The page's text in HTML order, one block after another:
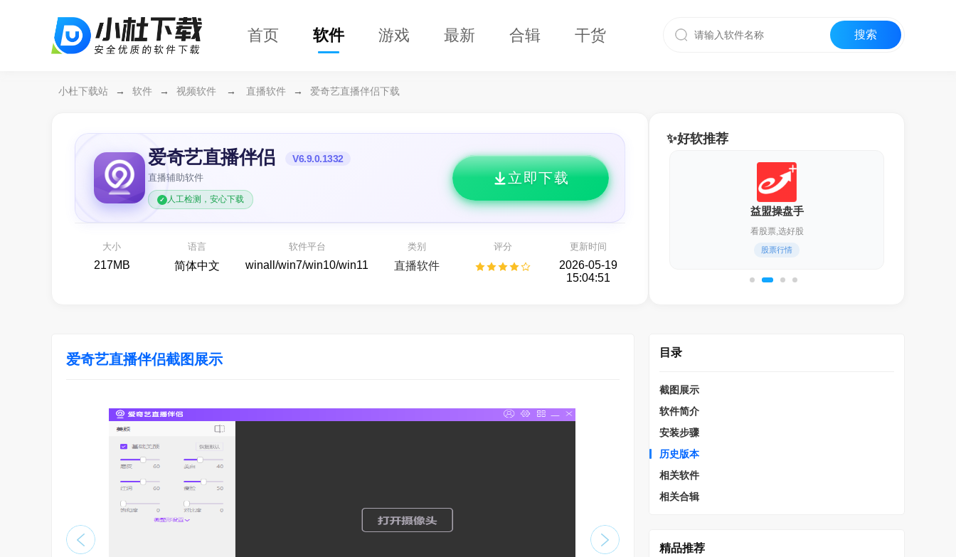
首页 软件 游戏 最新 合辑 干货
小杜下载站 → 软件 → 视频软件 → 直播软件 → 爱奇艺直播伴侣下载
爱奇艺直播伴侣 V6.9.0.1332
直播辅助软件
人工检测，安心下载
立即下载
大小
217MB
语言
简体中文
软件平台
winall/win7/win10/win11
类别
直播软件
评分 更新时间
2026-05-19
15:04:51
✨好软推荐
万兴恢复专家64位
备份还原 AI助手
益盟操盘手
股票行情
迅雷17
化繁为简,更轻快！
通用下载器
爱奇艺直播伴侣截图展示 目录
截图展示
软件简介
安装步骤
历史版本
相关软件
相关合辑
精品推荐